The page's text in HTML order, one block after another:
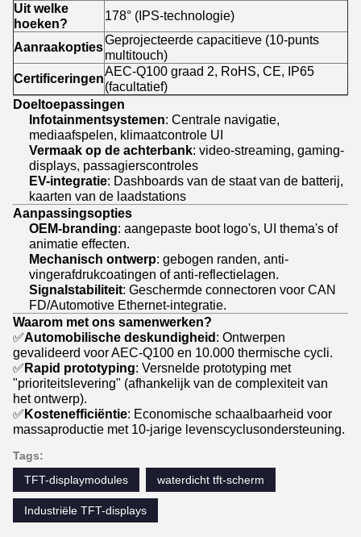
Uit welke
hoeken?
178° (IPS-technologie)
AanraakoptiesGeprojecteerde capacitieve (10-punts
multitouch)
CertificeringenAEC-Q100 graad 2, RoHS, CE, IP65
(facultatief)
Doeltoepassingen
Infotainmentsystemen: Centrale navigatie,
mediaafspelen, klimaatcontrole UI
Vermaak op de achterbank: video-streaming, gaming-
displays, passagierscontroles
EV-integratie: Dashboards van de staat van de batterij,
kaarten van de laadstations
Aanpassingsopties
OEM-branding: aangepaste boot logo's, UI thema's of
animatie effecten.
Mechanisch ontwerp: gebogen randen, anti-
vingerafdrukcoatingen of anti-reflectielagen.
Signalstabiliteit: Geschermde connectoren voor CAN
FD/Automotive Ethernet-integratie.
Waarom met ons samenwerken?
✅Automobilische deskundigheid: Ontwerpen
gevalideerd voor AEC-Q100 en 10.000 thermische cycli.
✅Rapid prototyping: Versnelde prototyping met
"prioriteitslevering" (afhankelijk van de complexiteit van
het ontwerp).
✅Kostenefficiëntie: Economische schaalbaarheid voor
massaproductie met 10-jarige levenscyclusondersteuning.
Tags:
TFT-displaymodules
waterdicht tft-scherm
Industriële TFT-displays